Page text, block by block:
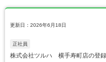
更新日：2026年6月18日
正社員
株式会社ツルハ 横手寿町店の登